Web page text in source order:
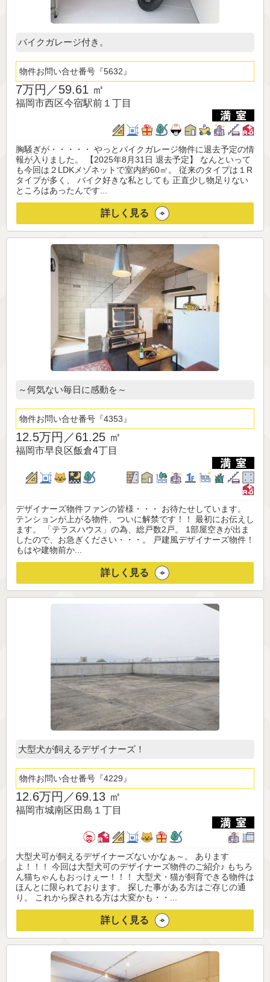
バイクガレージ付き。
物件お問い合せ番号 5632
7万円／59.61 ㎡
福岡市西区今宿駅前１丁目
胸騒ぎが・・・・・ やっとバイクガレージ物件に退去予定の情
報が入りました。 【2025年8月31日 退去予定】 なんといって
も今回は２LDKメゾネットで室内約60㎡。 従来のタイプは１R
タイプが多く、 バイク好きな私としても 正直少し物足りない
ところはあったんです...
詳しく見る
～何気ない毎日に感動を～
物件お問い合せ番号 4353
12.5万円／61.25 ㎡
福岡市早良区飯倉4丁目
デザイナーズ物件ファンの皆様・・・ お待たせしています。
テンションが上がる物件、ついに解禁です！！ 最初にお伝えし
ます。 「テラスハウス」の為、総戸数2戸。 1部屋空きが出ま
したので、お急ぎください・・・。 戸建風デザイナーズ物件！
もはや建物前か...
詳しく見る
大型犬が飼えるデザイナーズ！
物件お問い合せ番号 4229
12.6万円／69.13 ㎡
福岡市城南区田島１丁目
大型犬可が飼えるデザイナーズないかなぁ～。 あります
よ！！！ 今回は大型犬可のデザイナーズ物件のご紹介♪ もちろ
ん猫ちゃんもおっけぇー！！！ 大型犬・猫が飼育できる物件は
ほんとに限られております。 探した事がある方はご存じの通
り。 これから探される方は大変かも・・...
詳しく見る